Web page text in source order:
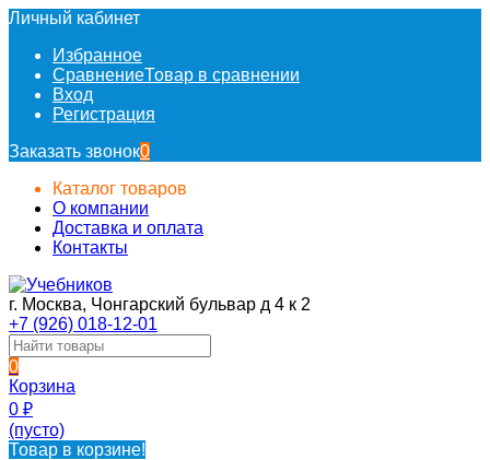
Личный кабинет
Избранное
СравнениеТовар в сравнении
Вход
Регистрация
Заказать звонок0
Каталог товаров
О компании
Доставка и оплата
Контакты
г. Москва, Чонгарский бульвар д 4 к 2
+7 (926) 018-12-01
0
Корзина
0 ₽
(пусто)
Товар в корзине!